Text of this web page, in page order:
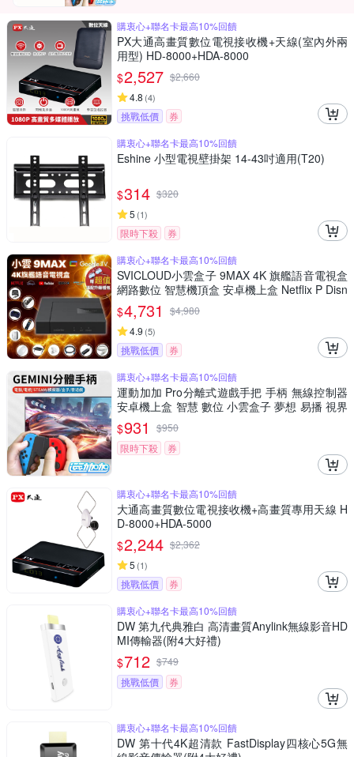
購衷心+聯名卡最高10%回饋
PX大通高畫質數位電視接收機+天線(室內外兩
用型) HD-8000+HDA-8000
$2,527 $2,660
4.8 (4)
挑戰低價
券
購衷心+聯名卡最高10%回饋
Eshine 小型電視壁掛架 14-43吋適用(T20)
$314 $320
5 (1)
限時下殺
券
購衷心+聯名卡最高10%回饋
SVICLOUD小雲盒子 9MAX 4K 旗艦語音電視盒
網路數位 智慧機頂盒 安卓機上盒 Netflix P Disn
ey+授權 支援8K HDR高畫質 安博 易播 夢想盒
子
$4,731 $4,980
4.9 (5)
挑戰低價
券
購衷心+聯名卡最高10%回饋
運動加加 Pro分離式遊戲手把 手柄 無線控制器
安卓機上盒 智慧 數位 小雲盒子 夢想 易播 視界
安博 電視盒 機頂盒適用
$931 $950
限時下殺
券
購衷心+聯名卡最高10%回饋
大通高畫質數位電視接收機+高畫質專用天線 H
D-8000+HDA-5000
$2,244 $2,362
5 (1)
挑戰低價
券
購衷心+聯名卡最高10%回饋
DW 第九代典雅白 高清畫質Anylink無線影音HD
MI傳輸器(附4大好禮)
$712 $749
挑戰低價
券
購衷心+聯名卡最高10%回饋
DW 第十代4K超清款 FastDisplay四核心5G無